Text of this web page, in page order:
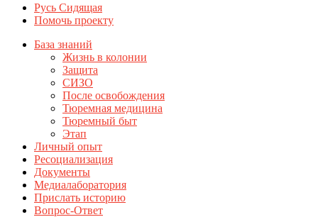
Русь Сидящая
Помочь проекту
База знаний
Жизнь в колонии
Защита
СИЗО
После освобождения
Тюремная медицина
Тюремный быт
Этап
Личный опыт
Ресоциализация
Документы
Медиалаборатория
Прислать историю
Вопрос-Ответ